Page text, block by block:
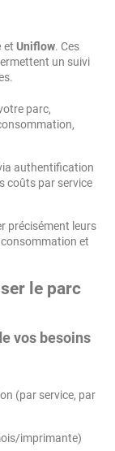
et Uniflow. Ces
un suivi
parc,
authentification
coûts par service
précisément leurs
et
le parc
vos besoins
(par service, par
imprimante)